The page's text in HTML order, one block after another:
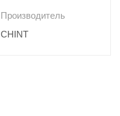
Производитель
CHINT